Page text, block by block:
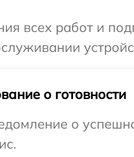
всех работ и
о готовности
о